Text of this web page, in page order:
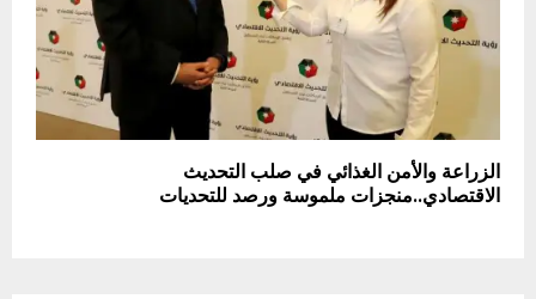
الزراعة والأمن الغذائي في صلب التحديث
الاقتصادي..منجزات ملموسة ورصد للتحديات